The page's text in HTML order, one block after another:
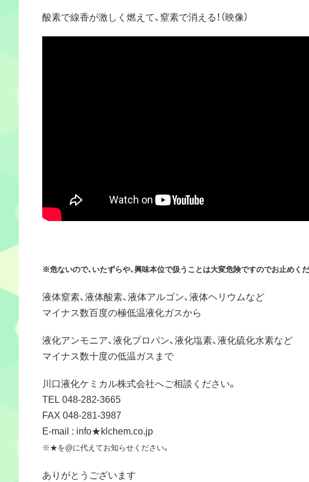
酸素で線香が激しく燃えて、窒素で消える！（映像）
※危ないので、いたずらや、興味本位で扱うことは大変危険ですのでお止めくだ
液体窒素、液体酸素、液体アルゴン、液体ヘリウムなど
マイナス数百度の極低温液化ガスから
液化アンモニア、液化プロパン、液化塩素、液化硫化水素など
マイナス数十度の低温ガスまで
川口液化ケミカル株式会社へご相談ください。
TEL 048-282-3665
FAX 048-281-3987
E-mail : info★klchem.co.jp
※★を@に代えてお知らせください。
ありがとうございます